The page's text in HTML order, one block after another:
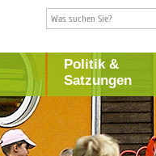
Politik &
Satzungen